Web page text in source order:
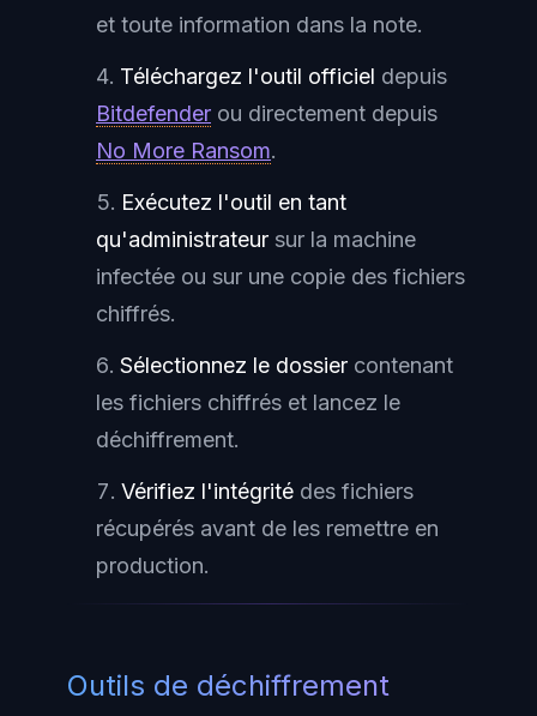
et toute information dans la note.
Téléchargez l'outil officiel depuis
Bitdefender ou directement depuis
No More Ransom.
Exécutez l'outil en tant
qu'administrateur sur la machine
infectée ou sur une copie des fichiers
chiffrés.
Sélectionnez le dossier contenant
les fichiers chiffrés et lancez le
déchiffrement.
Vérifiez l'intégrité des fichiers
récupérés avant de les remettre en
production.
Outils de déchiffrement